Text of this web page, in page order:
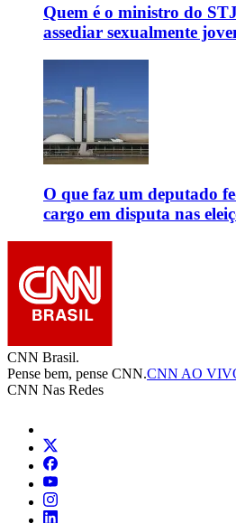
Quem é o ministro do
assediar sexualmente
O que faz um deputado
cargo em disputa nas
CNN Brasil.
Pense bem, pense CNN.CNN AO
CNN Nas Redes